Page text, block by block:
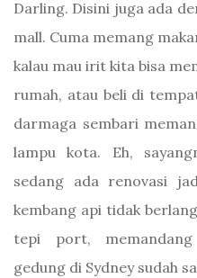
Darling. Disini juga ada
mall. Cuma memang
kalau mau irit kita bisa
rumah, atau beli di
darmaga sembari
lampu kota. Eh,
sedang ada renovasi
kembang api tidak
tepi port,
gedung di Sydney sudah